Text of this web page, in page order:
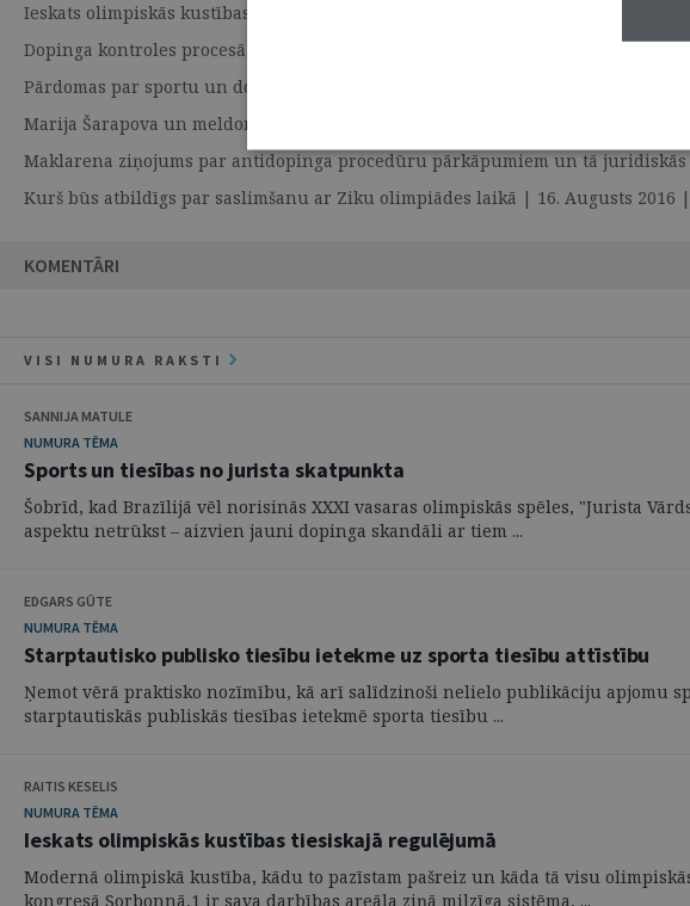
Ieskats olimpiskās kustības tiesiskajā regulējumā | 16. Augusts 2016 | Numura
Dopinga kontroles procesā un rezultātu pārvaldībā piemērojamās tiesību
Pārdomas par sportu un dopingu | 16. Augusts 2016 | Numura tēma
Marija Šarapova un meldonija skandāls | 16. Augusts 2016 | Numura tēma
Maklarena ziņojums par antidopinga procedūru pārkāpumiem un tā
Kurš būs atbildīgs par saslimšanu ar Ziku olimpiādes laikā | 16. Augusts 2016
KOMENTĀRI
VISI NUMURA RAKSTI
SANNIJA MATULE
NUMURA TĒMA
Sports un tiesības no jurista skatpunkta
Šobrīd, kad Brazīlijā vēl norisinās XXXI vasaras olimpiskās spēles, "Jurista
aspektu netrūkst – aizvien jauni dopinga skandāli ar tiem ...
EDGARS GŪTE
NUMURA TĒMA
Starptautisko publisko tiesību ietekme uz sporta tiesību attīstību
Ņemot vērā praktisko nozīmību, kā arī salīdzinoši nelielo publikāciju apjomu
starptautiskās publiskās tiesības ietekmē sporta tiesību ...
RAITIS KESELIS
NUMURA TĒMA
Ieskats olimpiskās kustības tiesiskajā regulējumā
Modernā olimpiskā kustība, kādu to pazīstam pašreiz un kāda tā visu
kongresā Sorbonnā,1 ir sava darbības areāla ziņā milzīga sistēma, ...